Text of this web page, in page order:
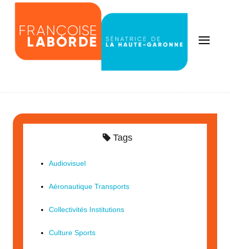
Tags
Audiovisuel
Aéronautique Transports
Collectivités Institutions
Culture Sports